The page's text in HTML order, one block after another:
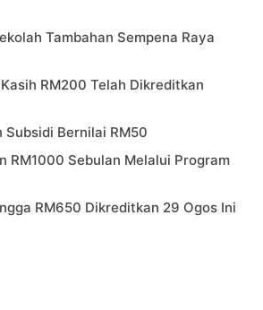
Tambahan Sempena Raya
RM200 Telah Dikreditkan
Subsidi Bernilai RM50
RM1000 Sebulan Melalui Program
RM650 Dikreditkan 29 Ogos Ini